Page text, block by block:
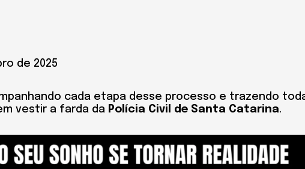
de 2025
cada etapa desse processo e trazendo
vestir a farda da Polícia Civil de Santa Catarina.